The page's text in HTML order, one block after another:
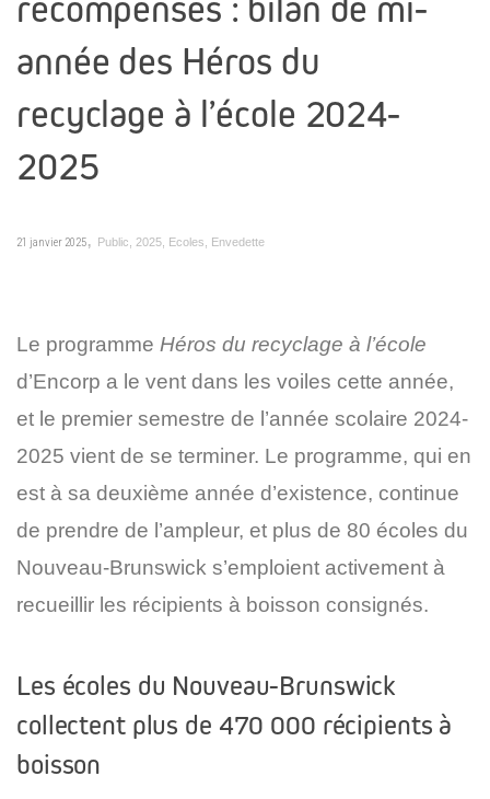
année des Héros du
recyclage à l’école 2024-
2025
21 janvier 2025, Public 2025 Ecoles Envedette
Le programme Héros du recyclage à l’école
d’Encorp a le vent dans les voiles cette année,
et le premier semestre de l’année scolaire 2024-
2025 vient de se terminer. Le programme, qui en
est à sa deuxième année d’existence, continue
de prendre de l’ampleur, et plus de 80 écoles du
Nouveau-Brunswick s’emploient activement à
recueillir les récipients à boisson consignés.
Les écoles du Nouveau-Brunswick
collectent plus de 470 000 récipients à
boisson